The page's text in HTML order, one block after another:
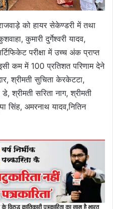
को हायर सेकेण्डरी में तथा
कुमारी दुर्गेश्वरी यादव,
परीक्षा में उच्च अंक प्राप्त
कम में 100 प्रतिशत परिणाम देने
श्रीमती सुचिता केरकेटटा,
श्रीमती सरिता नाग, श्रीमती
सिंह, अमरनाथ यादव,नितिन